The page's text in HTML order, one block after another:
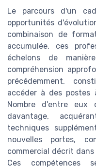
Le parcours d'un
opportunités
combinaison de
accumulée, ces
échelons de
compréhension
précédemment,
accéder à des postes
Nombre d'entre eux
davantage,
techniques
nouvelles portes,
commercial décrit
Ces compétences